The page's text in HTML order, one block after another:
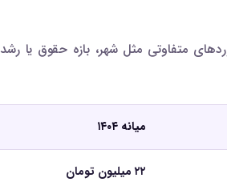
مثل شهر، بازه حقوق یا رشد
میانه ۱۴۰۴
۲۲ میلیون تومان